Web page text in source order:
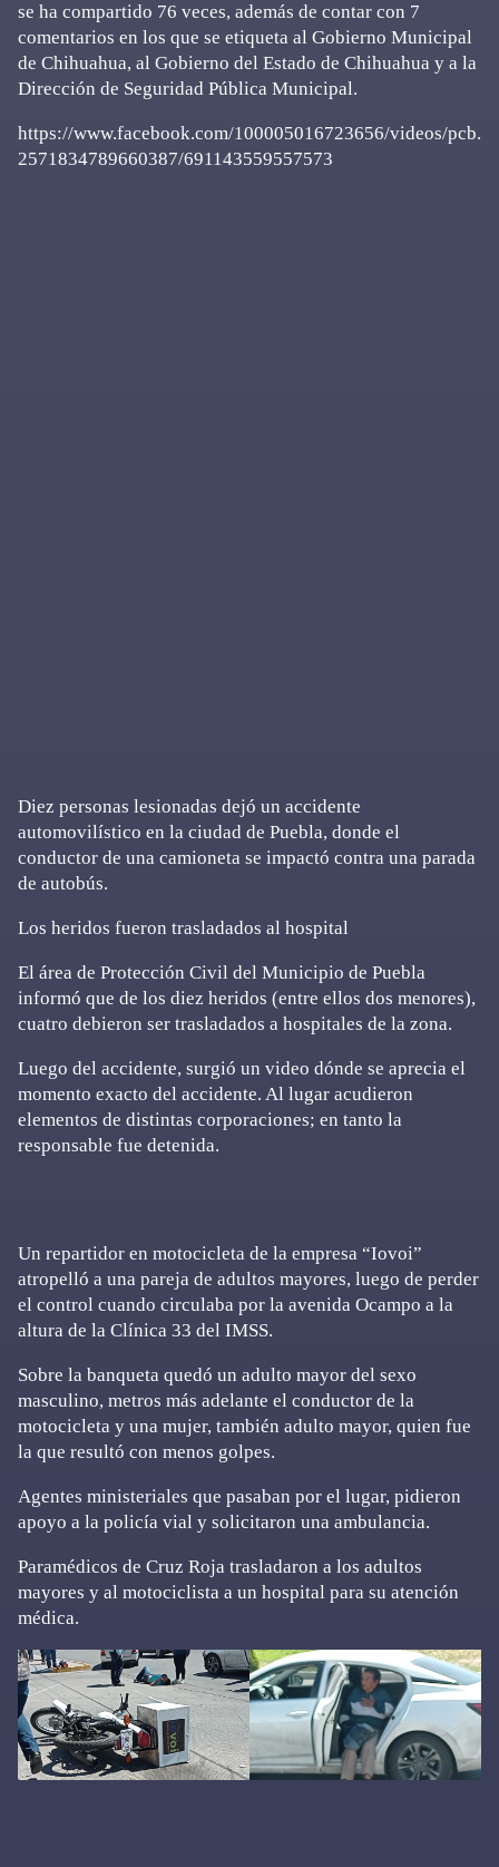
se ha compartido 76 veces, además de contar con 7
comentarios en los que se etiqueta al Gobierno Municipal
de Chihuahua, al Gobierno del Estado de Chihuahua y a la
Dirección de Seguridad Pública Municipal.
https://www.facebook.com/100005016723656/videos/pcb.
2571834789660387/691143559557573
Diez personas lesionadas dejó un accidente
automovilístico en la ciudad de Puebla, donde el
conductor de una camioneta se impactó contra una parada
de autobús.
Los heridos fueron trasladados al hospital
El área de Protección Civil del Municipio de Puebla
informó que de los diez heridos (entre ellos dos menores),
cuatro debieron ser trasladados a hospitales de la zona.
Luego del accidente, surgió un video dónde se aprecia el
momento exacto del accidente. Al lugar acudieron
elementos de distintas corporaciones; en tanto la
responsable fue detenida.
Un repartidor en motocicleta de la empresa “Iovoi”
atropelló a una pareja de adultos mayores, luego de perder
el control cuando circulaba por la avenida Ocampo a la
altura de la Clínica 33 del IMSS.
Sobre la banqueta quedó un adulto mayor del sexo
masculino, metros más adelante el conductor de la
motocicleta y una mujer, también adulto mayor, quien fue
la que resultó con menos golpes.
Agentes ministeriales que pasaban por el lugar, pidieron
apoyo a la policía vial y solicitaron una ambulancia.
Paramédicos de Cruz Roja trasladaron a los adultos
mayores y al motociclista a un hospital para su atención
médica.